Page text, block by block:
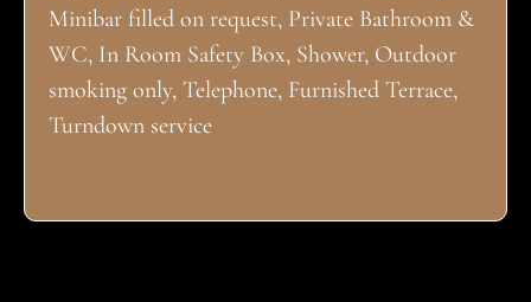
Minibar filled on request, Private Bathroom &
WC, In Room Safety Box, Shower, Outdoor
smoking only, Telephone, Furnished Terrace,
Turndown service